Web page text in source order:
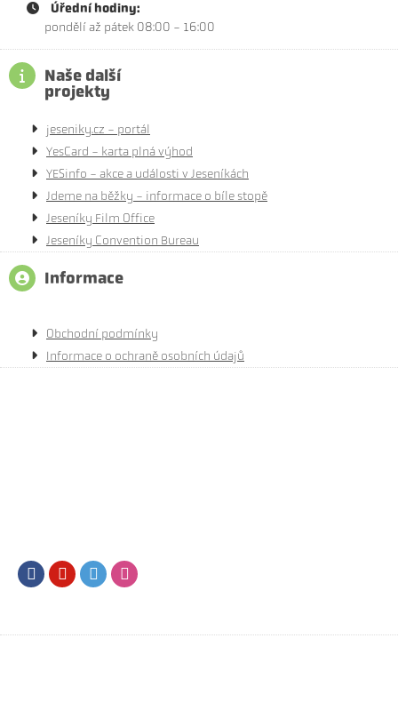
Úřední hodiny:
pondělí až pátek 08:00 - 16:00
Naše další
projekty
jeseniky.cz - portál
YesCard - karta plná výhod
YESinfo - akce a události v Jeseníkách
Jdeme na běžky - informace o bíle stopě
Jeseníky Film Office
Jeseníky Convention Bureau
Informace
Obchodní podmínky
Informace o ochraně osobních údajů
FacebookYoutubeTwitter